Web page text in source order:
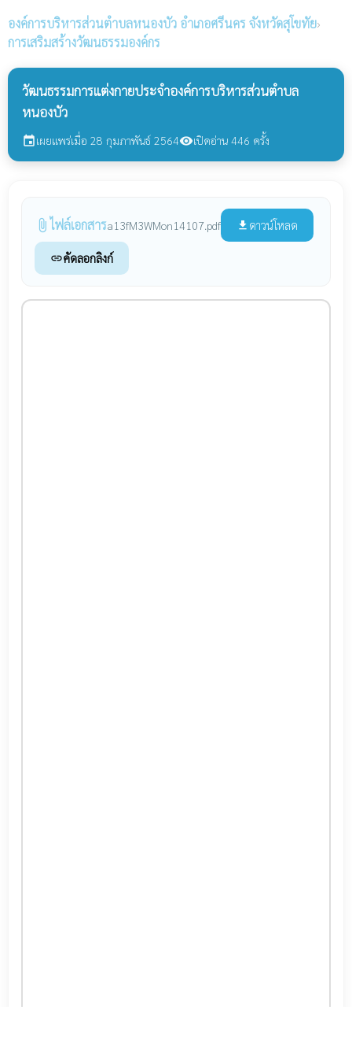
องค์การบริหารส่วนตำบลหนองบัว อำเภอศรีนคร จังหวัดสุโขทัย›
การเสริมสร้างวัฒนธรรมองค์กร
วัฒนธรรมการแต่งกายประจำองค์การบริหารส่วนตำบล
หนองบัว
eventเผยแพร่เมื่อ 28 กุมภาพันธ์ 2564visibilityเปิดอ่าน 446 ครั้ง
attach_file ไฟล์เอกสารa13fM3WMon14107.pdf file_download ดาวน์โหลด
linkคัดลอกลิงก์